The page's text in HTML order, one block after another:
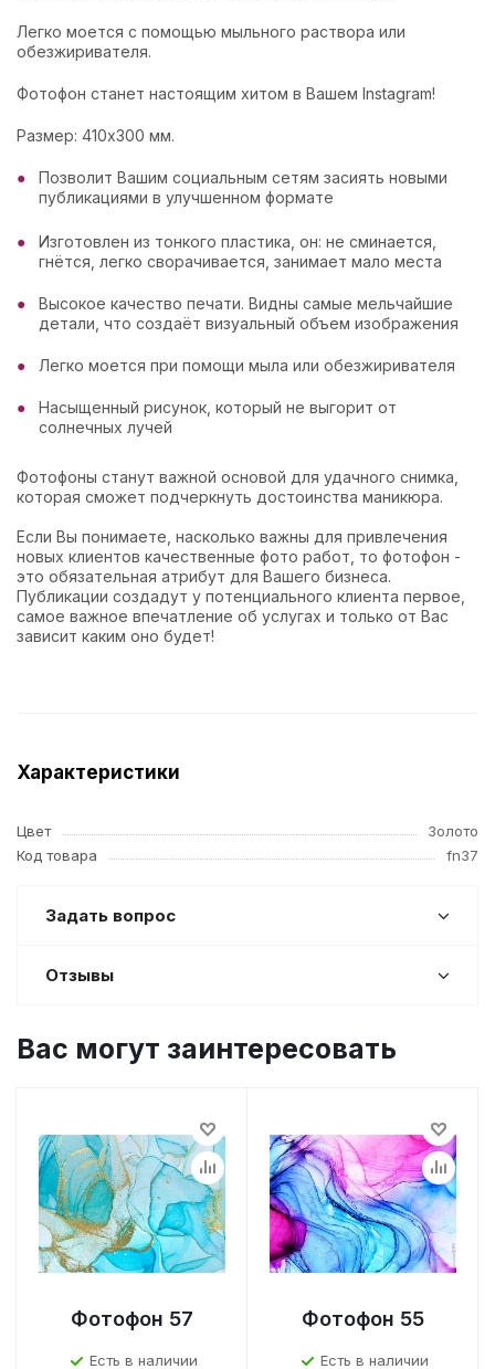
Легко моется с помощью мыльного раствора или
обезжиривателя.
Фотофон станет настоящим хитом в Вашем Instagram!
Размер: 410х300 мм.
Позволит Вашим социальным сетям засиять новыми
публикациями в улучшенном формате
Изготовлен из тонкого пластика, он: не сминается,
гнётся, легко сворачивается, занимает мало места
Высокое качество печати. Видны самые мельчайшие
детали, что создаёт визуальный объем изображения
Легко моется при помощи мыла или обезжиривателя
Насыщенный рисунок, который не выгорит от
солнечных лучей
Фотофоны станут важной основой для удачного снимка,
которая сможет подчеркнуть достоинства маникюра.
Если Вы понимаете, насколько важны для привлечения
новых клиентов качественные фото работ, то фотофон -
это обязательная атрибут для Вашего бизнеса.
Публикации создадут у потенциального клиента первое,
самое важное впечатление об услугах и только от Вас
зависит каким оно будет!
Характеристики
Цвет
Золото
Код товара
fn37
Задать вопрос
Отзывы
Вас могут заинтересовать
Фотофон 57
Есть в наличии
Фотофон 55
Есть в наличии